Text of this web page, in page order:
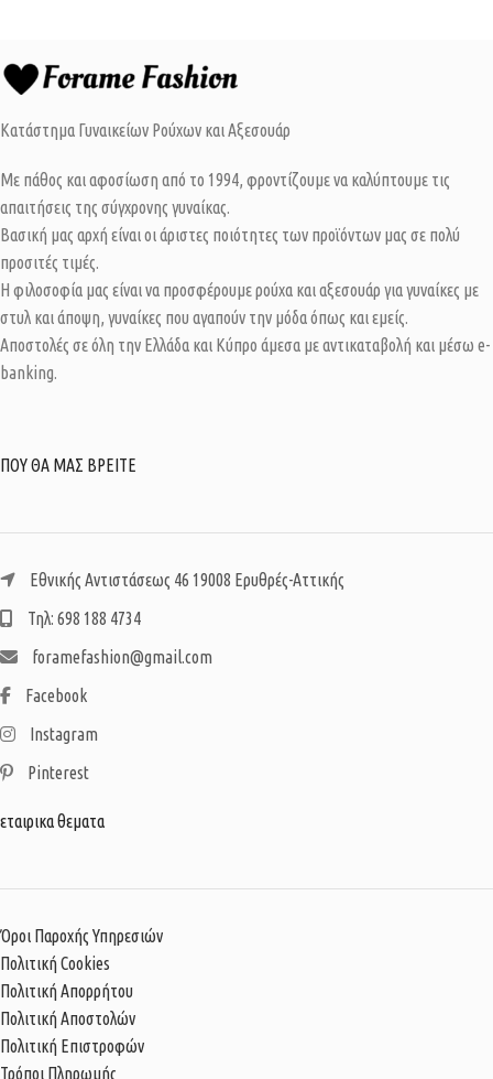
Κατάστημα Γυναικείων Ρούχων και Αξεσουάρ
Με πάθος και αφοσίωση από το 1994, φροντίζουμε να καλύπτουμε τις
απαιτήσεις της σύγχρονης γυναίκας.
Βασική μας αρχή είναι οι άριστες ποιότητες των προϊόντων μας σε πολύ
προσιτές τιμές.
Η φιλοσοφία μας είναι να προσφέρουμε ρούχα και αξεσουάρ για γυναίκες με
στυλ και άποψη, γυναίκες που αγαπούν την μόδα όπως και εμείς.
Αποστολές σε όλη την Ελλάδα και Κύπρο άμεσα με αντικαταβολή και μέσω e-
banking.
ΠΟΥ ΘΑ ΜΑΣ ΒΡΕΙΤΕ
Εθνικής Αντιστάσεως 46 19008 Ερυθρές-Αττικής
Τηλ: 698 188 4734
foramefashion@gmail.com
Facebook
Instagram
Pinterest
εταιρικα θεματα
Όροι Παροχής Υπηρεσιών
Πολιτική Cookies
Πολιτική Απορρήτου
Πολιτική Αποστολών
Πολιτική Επιστροφών
Τρόποι Πληρωμής